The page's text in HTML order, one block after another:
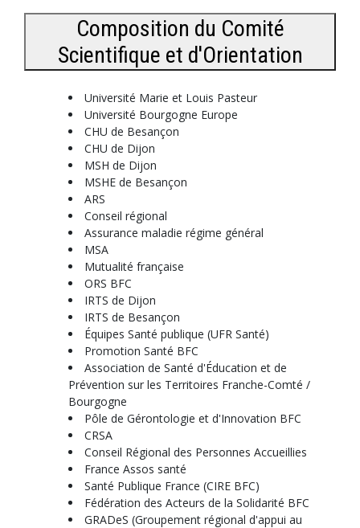
Composition du Comité
Scientifique et d'Orientation
Université Marie et Louis Pasteur
Université Bourgogne Europe
CHU de Besançon
CHU de Dijon
MSH de Dijon
MSHE de Besançon
ARS
Conseil régional
Assurance maladie régime général
MSA
Mutualité française
ORS BFC
IRTS de Dijon
IRTS de Besançon
Équipes Santé publique (UFR Santé)
Promotion Santé BFC
Association de Santé d'Éducation et de
Prévention sur les Territoires Franche-Comté /
Bourgogne
Pôle de Gérontologie et d'Innovation BFC
CRSA
Conseil Régional des Personnes Accueillies
France Assos santé
Santé Publique France (CIRE BFC)
Fédération des Acteurs de la Solidarité BFC
GRADeS (Groupement régional d'appui au